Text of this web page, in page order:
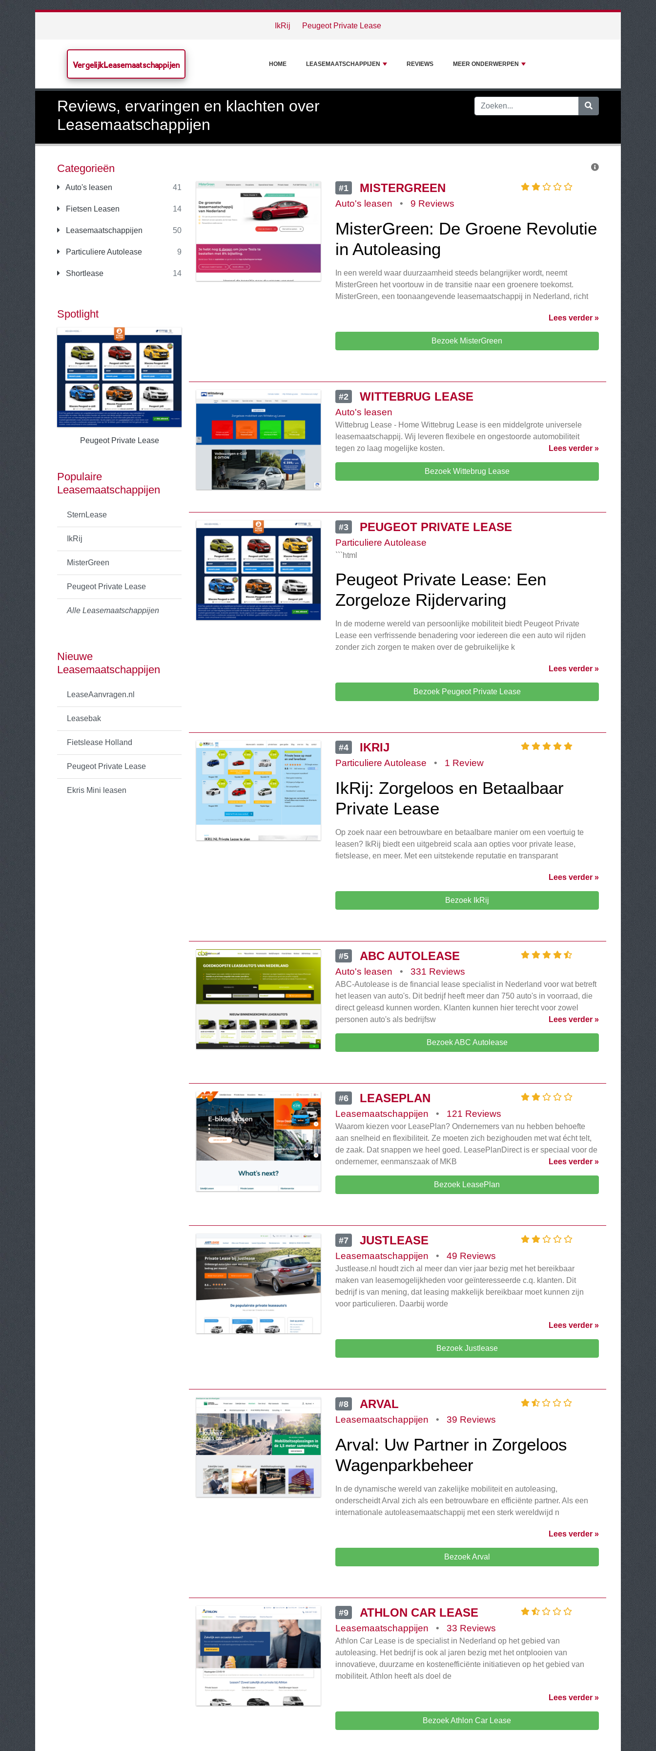
IkRij Peugeot Private Lease
VergelijkLeasemaatschappijen HOME LEASEMAATSCHAPPIJEN REVIEWS MEER ONDERWERPEN
Reviews, ervaringen en klachten over
Leasemaatschappijen
Categorieën
Auto's leasen 41
Fietsen Leasen 14
Leasemaatschappijen 50
Particuliere Autolease 9
Shortlease 14
Spotlight
Peugeot Private Lease
Populaire
Leasemaatschappijen
SternLease
IkRij
MisterGreen
Peugeot Private Lease
Alle Leasemaatschappijen
Nieuwe
Leasemaatschappijen
LeaseAanvragen.nl
Leasebak
Fietslease Holland
Peugeot Private Lease
Ekris Mini leasen
#1 MISTERGREEN
Auto's leasen • 9 Reviews
MisterGreen: De Groene Revolutie
in Autoleasing
In een wereld waar duurzaamheid steeds belangrijker wordt, neemt
MisterGreen het voortouw in de transitie naar een groenere toekomst.
MisterGreen, een toonaangevende leasemaatschappij in Nederland, richt
Lees verder »
Bezoek MisterGreen
#2 WITTEBRUG LEASE
Auto's leasen
Wittebrug Lease - Home Wittebrug Lease is een middelgrote universele
leasemaatschappij. Wij leveren flexibele en ongestoorde automobiliteit
tegen zo laag mogelijke kosten.
Lees verder »
Bezoek Wittebrug Lease
#3 PEUGEOT PRIVATE LEASE
Particuliere Autolease
```html
Peugeot Private Lease: Een
Zorgeloze Rijdervaring
In de moderne wereld van persoonlijke mobiliteit biedt Peugeot Private
Lease een verfrissende benadering voor iedereen die een auto wil rijden
zonder zich zorgen te maken over de gebruikelijke k
Lees verder »
Bezoek Peugeot Private Lease
#4 IKRIJ
Particuliere Autolease • 1 Review
IkRij: Zorgeloos en Betaalbaar
Private Lease
Op zoek naar een betrouwbare en betaalbare manier om een voertuig te
leasen? IkRij biedt een uitgebreid scala aan opties voor private lease,
fietslease, en meer. Met een uitstekende reputatie en transparant
Lees verder »
Bezoek IkRij
#5 ABC AUTOLEASE
Auto's leasen • 331 Reviews
ABC-Autolease is de financial lease specialist in Nederland voor wat betreft
het leasen van auto's. Dit bedrijf heeft meer dan 750 auto's in voorraad, die
direct geleasd kunnen worden. Klanten kunnen hier terecht voor zowel
personen auto's als bedrijfsw
Lees verder »
Bezoek ABC Autolease
#6 LEASEPLAN
Leasemaatschappijen • 121 Reviews
Waarom kiezen voor LeasePlan? Ondernemers van nu hebben behoefte
aan snelheid en flexibiliteit. Ze moeten zich bezighouden met wat écht telt,
de zaak. Dat snappen we heel goed. LeasePlanDirect is er speciaal voor de
ondernemer, eenmanszaak of MKB
Lees verder »
Bezoek LeasePlan
#7 JUSTLEASE
Leasemaatschappijen • 49 Reviews
Justlease.nl houdt zich al meer dan vier jaar bezig met het bereikbaar
maken van leasemogelijkheden voor geïnteresseerde c.q. klanten. Dit
bedrijf is van mening, dat leasing makkelijk bereikbaar moet kunnen zijn
voor particulieren. Daarbij worde
Lees verder »
Bezoek Justlease
#8 ARVAL
Leasemaatschappijen • 39 Reviews
Arval: Uw Partner in Zorgeloos
Wagenparkbeheer
In de dynamische wereld van zakelijke mobiliteit en autoleasing,
onderscheidt Arval zich als een betrouwbare en efficiënte partner. Als een
internationale autoleasemaatschappij met een sterk wereldwijd n
Lees verder »
Bezoek Arval
#9 ATHLON CAR LEASE
Leasemaatschappijen • 33 Reviews
Athlon Car Lease is de specialist in Nederland op het gebied van
autoleasing. Het bedrijf is ook al jaren bezig met het ontplooien van
innovatieve, duurzame en kostenefficiënte initiatieven op het gebied van
mobiliteit. Athlon heeft als doel de
Lees verder »
Bezoek Athlon Car Lease